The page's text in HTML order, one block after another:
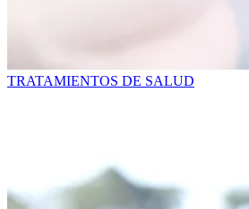
TRATAMIENTOS DE SALUD